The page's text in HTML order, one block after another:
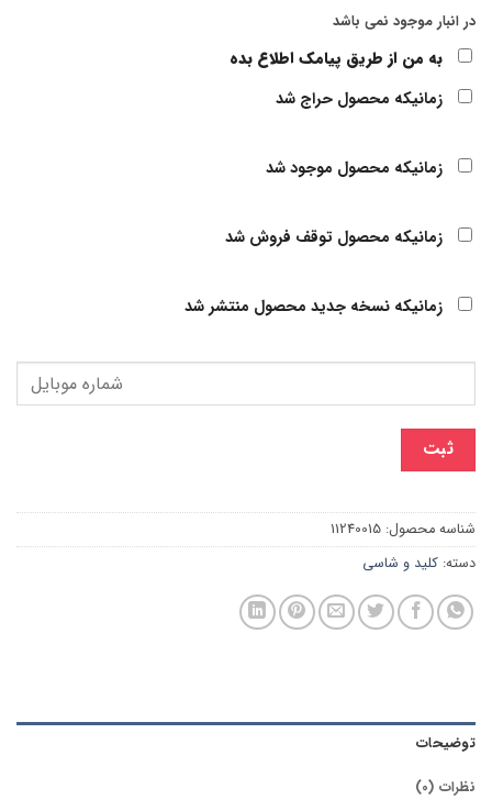
در انبار موجود نمی باشد
به من از طریق پیامک اطلاع بده
زمانیکه محصول حراج شد
زمانیکه محصول موجود شد
زمانیکه محصول توقف فروش شد
زمانیکه نسخه جدید محصول منتشر شد
ثبت
شناسه محصول: 11240015
دسته: کلید و شاسی
توضیحات
نظرات (0)